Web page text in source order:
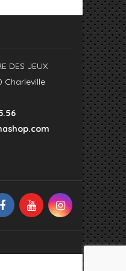
DES JEUX
Charleville